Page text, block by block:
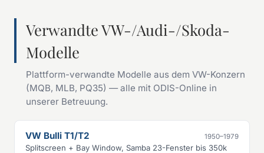
Verwandte VW-/Audi-/Skoda-
Modelle
Plattform-verwandte Modelle aus dem VW-Konzern
(MQB, MLB, PQ35) — alle mit ODIS-Online in
unserer Betreuung.
VW Bulli T1/T2 1950–1979
Splitscreen + Bay Window, Samba 23-Fenster bis 350k